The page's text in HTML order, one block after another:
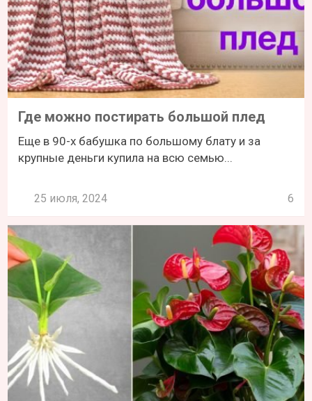
Где можно постирать большой плед
Еще в 90-х бабушка по большому блату и за
крупные деньги купила на всю семью...
25 июля, 2024 6